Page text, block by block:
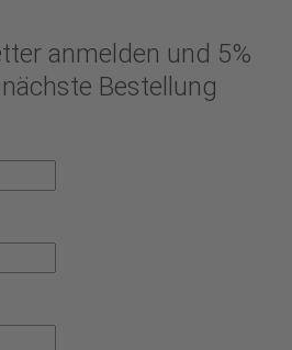
anmelden und 5%
Bestellung